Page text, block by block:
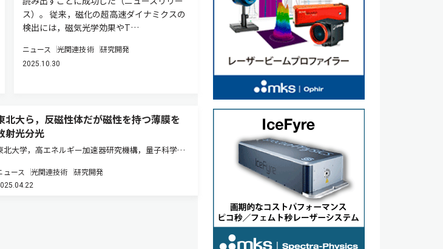
ス）。 従来，磁化の超高速ダイナミクスの
検出には，磁気光学効果やT…
ニュース 光関連技術 研究開発
2025.10.30
北大ら，反磁性体だが磁性を持つ薄膜を
射光分光
北大学，高エネルギー加速器研究機構，量子科学技
学，仏SOLEIL放射光施設は，クロムを含む反強磁性
Cr2Se3に着目し，分子線エピタキシー法によってグ
ュース 光関連技術 研究開発